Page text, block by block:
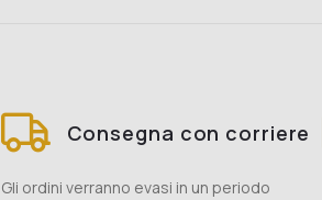
Consegna con corriere
Gli ordini verranno evasi in un periodo